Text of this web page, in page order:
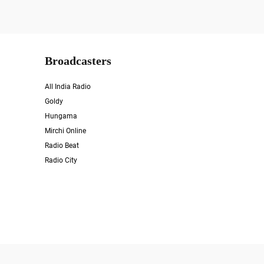
Broadcasters
All India Radio
Goldy
Hungama
Mirchi Online
Radio Beat
Radio City